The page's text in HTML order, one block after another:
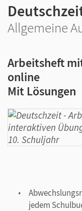
Allgemeine
Arbeitsheft
online
Mit Lösungen
jedem